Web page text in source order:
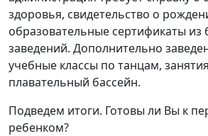
здоровья, свидетельство о
образовательные сертификаты
заведений. Дополнительно
учебные классы по танцам,
плавательный бассейн.
Подведем итоги. Готовы ли Вы к
ребенком?